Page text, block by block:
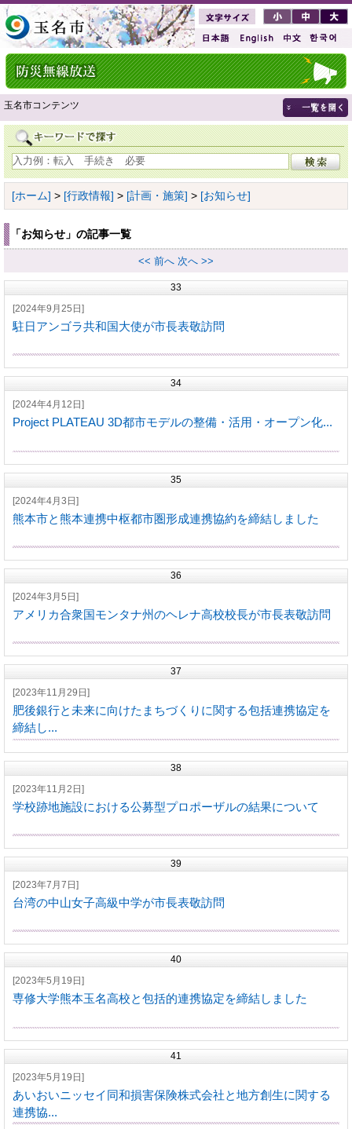
玉名市コンテンツ
[ホーム] > [行政情報] > [計画・施策] > [お知らせ]
「お知らせ」の記事一覧
<< 前へ 次へ >>
33
[2024年9月25日]
駐日アンゴラ共和国大使が市長表敬訪問
34
[2024年4月12日]
Project PLATEAU 3D都市モデルの整備・活用・オープン化...
35
[2024年4月3日]
熊本市と熊本連携中枢都市圏形成連携協約を締結しました
36
[2024年3月5日]
アメリカ合衆国モンタナ州のヘレナ高校校長が市長表敬訪問
37
[2023年11月29日]
肥後銀行と未来に向けたまちづくりに関する包括連携協定を
締結し...
38
[2023年11月2日]
学校跡地施設における公募型プロポーザルの結果について
39
[2023年7月7日]
台湾の中山女子高級中学が市長表敬訪問
40
[2023年5月19日]
専修大学熊本玉名高校と包括的連携協定を締結しました
41
[2023年5月19日]
あいおいニッセイ同和損害保険株式会社と地方創生に関する
連携協...